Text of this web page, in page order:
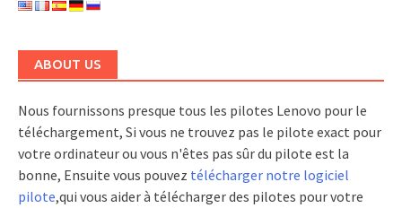
ABOUT US
Nous fournissons presque tous les pilotes Lenovo pour le
téléchargement, Si vous ne trouvez pas le pilote exact pour
votre ordinateur ou vous n'êtes pas sûr du pilote est la
bonne, Ensuite vous pouvez télécharger notre logiciel
pilote,qui vous aider à télécharger des pilotes pour votre